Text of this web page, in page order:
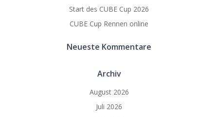
Start des CUBE Cup 2026
CUBE Cup Rennen online
Neueste Kommentare
Archiv
August 2026
Juli 2026